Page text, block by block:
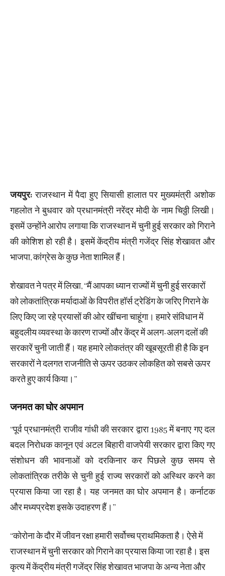
जयपुर:राजस्थान में पैदा हुए सियासी हालात पर मुख्यमंत्री अशोक
गहलोत ने बुधवार को प्रधानमंत्री नरेंद्र मोदी के नाम चिठ्ठी लिखी।
इसमें उन्होंने आरोप लगाया कि राजस्थान में चुनी हुई सरकार को गिराने
की कोशिश हो रही है। इसमें केंद्रीय मंत्री गजेंद्र सिंह शेखावत और
भाजपा, कांग्रेस के कुछ नेता शामिल हैं।
शेखावत ने पत्र में लिखा, ‘‘मैं आपका ध्यान राज्यों में चुनी हुई सरकारों
को लोकतांत्रिक मर्यादाओं के विपरीत हॉर्स ट्रेडिंग के जरिए गिराने के
लिए किए जा रहे प्रयासों की ओर खींचना चाहूंगा। हमारे संविधान में
बहुदलीय व्यवस्था के कारण राज्यों और केंद्र में अलग-अलग दलों की
सरकारें चुनी जाती हैं। यह हमारे लोकतंत्र की खूबसूरती ही है कि इन
सरकारों ने दलगत राजनीति से ऊपर उठकर लोकहित को सबसे ऊपर
करते हुए कार्य किया।’’
जनमत का घोर अपमान
‘‘पूर्व प्रधानमंत्री राजीव गांधी की सरकार द्वारा 1985 में बनाए गए दल
बदल निरोधक कानून एवं अटल बिहारी वाजपेयी सरकार द्वारा किए गए
संशोधन की भावनाओं को दरकिनार कर पिछले कुछ समय से
लोकतांत्रिक तरीके से चुनी हुई राज्य सरकारों को अस्थिर करने का
प्रयास किया जा रहा है। यह जनमत का घोर अपमान है। कर्नाटक
और मध्यप्रदेश इसके उदाहरण हैं।’’
‘‘कोरोना के दौर में जीवन रक्षा हमारी सर्वोच्च प्राथमिकता है। ऐसे में
राजस्थान में चुनी सरकार को गिराने का प्रयास किया जा रहा है। इस
कृत्य में केंद्रीय मंत्री गजेंद्र सिंह शेखावत भाजपा के अन्य नेता और